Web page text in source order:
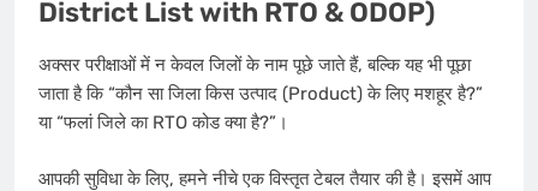
District List with RTO & ODOP)
अक्सर परीक्षाओं में न केवल जिलों के नाम पूछे जाते हैं, बल्कि यह भी पूछा
जाता है कि “कौन सा जिला किस उत्पाद (Product) के लिए मशहूर है?”
या “फलां जिले का RTO कोड क्या है?”।
आपकी सुविधा के लिए, हमने नीचे एक विस्तृत टेबल तैयार की है। इसमें आप